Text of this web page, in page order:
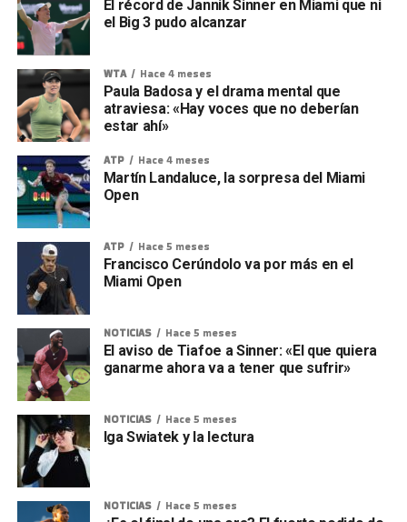
El récord de Jannik Sinner en Miami que ni
el Big 3 pudo alcanzar
WTA Hace 4 meses
Paula Badosa y el drama mental que
atraviesa: «Hay voces que no deberían
estar ahí»
ATP Hace 4 meses
Martín Landaluce, la sorpresa del Miami
Open
ATP Hace 5 meses
Francisco Cerúndolo va por más en el
Miami Open
NOTICIAS Hace 5 meses
El aviso de Tiafoe a Sinner: «El que quiera
ganarme ahora va a tener que sufrir»
NOTICIAS Hace 5 meses
Iga Swiatek y la lectura
NOTICIAS Hace 5 meses